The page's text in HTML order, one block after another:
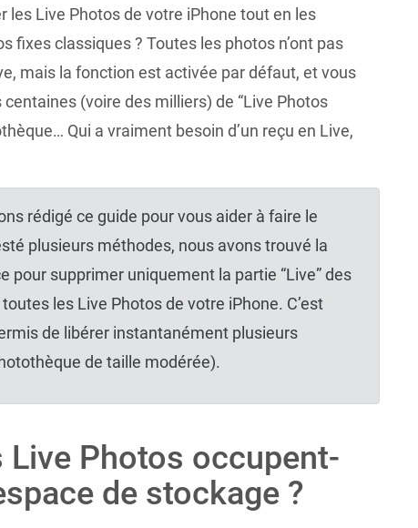
les Live Photos de votre iPhone tout en les
fixes classiques ? Toutes les photos n’ont pas
mais la fonction est activée par défaut, et vous
(voire des milliers) de “Live Photos
Qui a vraiment besoin d’un reçu en Live,
rédigé ce guide pour vous aider à faire le
plusieurs méthodes, nous avons trouvé la
pour supprimer uniquement la partie “Live” des
les Live Photos de votre iPhone. C’est
de libérer instantanément plusieurs
de taille modérée).
Live Photos occupent-
de stockage ?